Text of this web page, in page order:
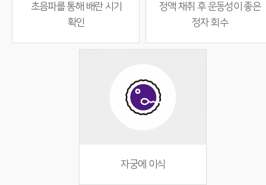
초음파를 통해 배란 시기
확인
정액 채취 후 운동성이 좋은
정자 회수
자궁에 이식